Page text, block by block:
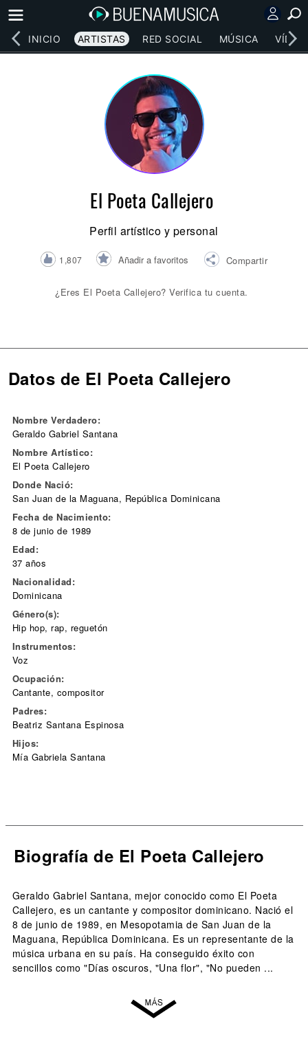
INICIO ARTISTAS RED SOCIAL MÚSICA
El Poeta Callejero
Perfil artístico y personal
1,807 Añadir a favoritos Compartir
¿Eres El Poeta Callejero? Verifica tu cuenta.
Datos de El Poeta Callejero
Nombre Verdadero:
Geraldo Gabriel Santana
Nombre Artístico:
El Poeta Callejero
Donde Nació:
San Juan de la Maguana, República Dominicana
Fecha de Nacimiento:
8 de junio de 1989
Edad:
37 años
Nacionalidad:
Dominicana
Género(s):
Hip hop, rap, reguetón
Instrumentos:
Voz
Ocupación:
Cantante, compositor
Padres:
Beatriz Santana Espinosa
Hijos:
Mía Gabriela Santana
Biografía de El Poeta Callejero
Geraldo Gabriel Santana, mejor conocido como El Poeta
Callejero, es un cantante y compositor dominicano. Nació el
8 de junio de 1989, en Mesopotamia de San Juan de la
Maguana, República Dominicana. Es un representante de la
música urbana en su país. Ha conseguido éxito con
sencillos como "Días oscuros, "Una flor", "No pueden ...